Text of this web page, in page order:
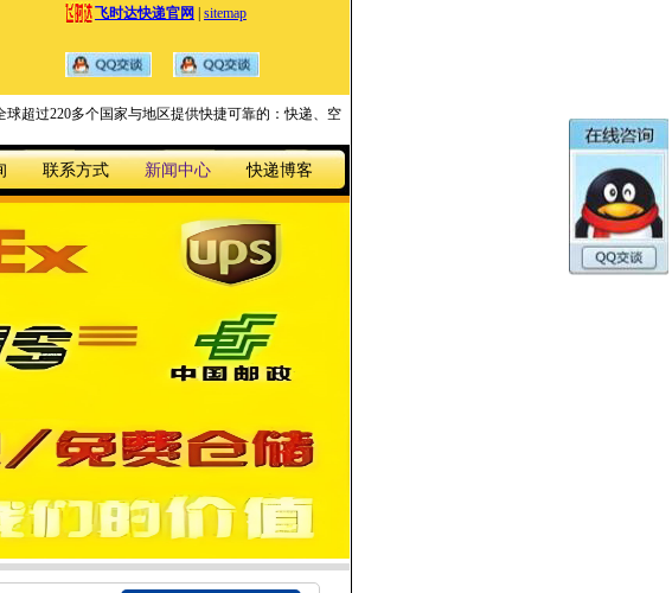
飞时达快递官网 sitemap
超过220多个国家与地区提供快捷可靠的：快递、空
联系方式 新闻中心 快递博客